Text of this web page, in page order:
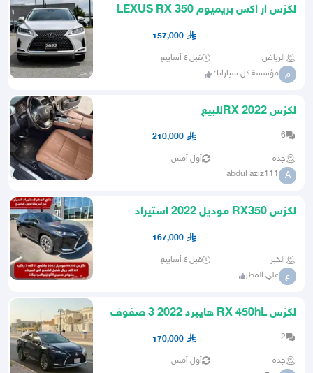
لكزس ار اكس بريميوم LEXUS RX 350
157,000
الرياض قبل ٤ أسابيع
م مؤسسة كل سياراتك
لكزس RX 2022للبيع
6
210,000
جده أول أمس
A
abdul aziz111
لكزس RX350 موديل 2022 استيراد
167,000
الخبر قبل ٤ أسابيع
ع علي المطر
لكزس RX 450hL هايبرد 2022 3 صفوف
2
170,000
جده أول أمس